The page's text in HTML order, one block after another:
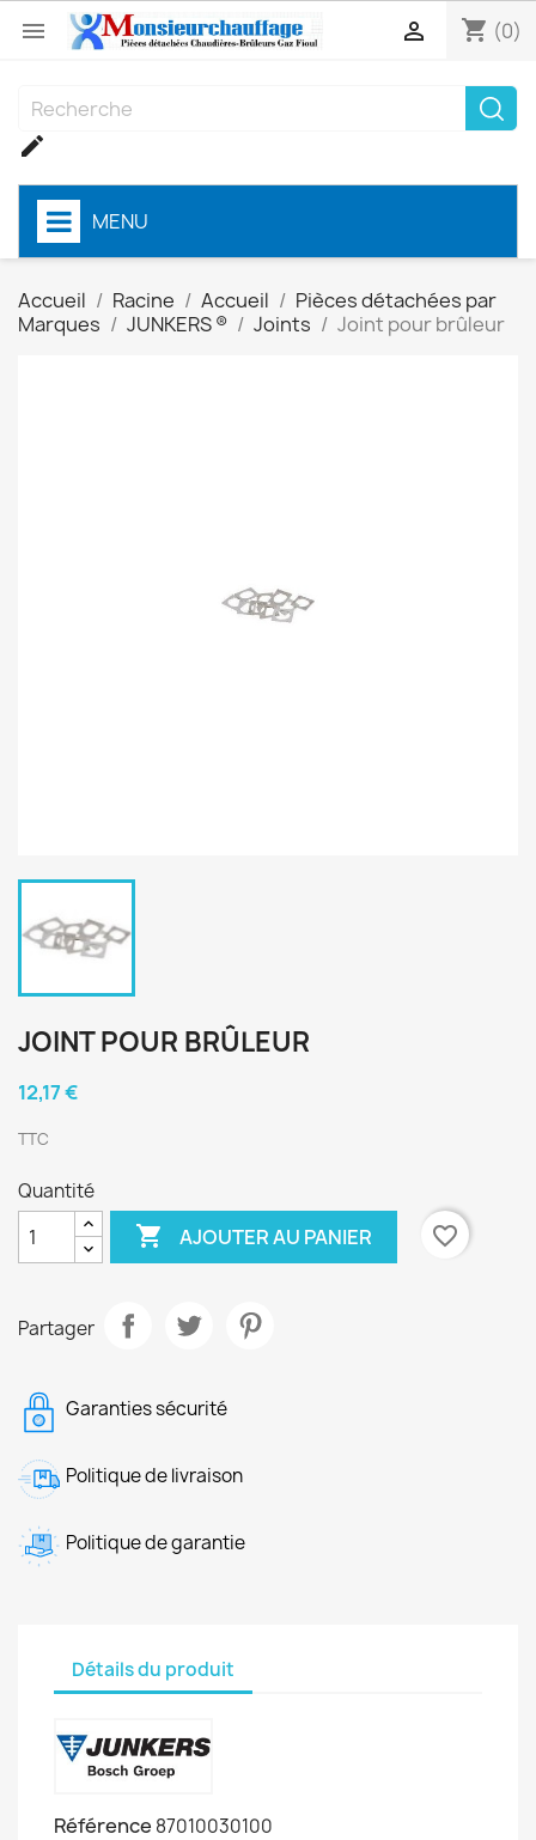
 shopping_cart (0)


MENU
Accueil Racine Accueil
Pièces détachées par
Marques
JUNKERS ® Joints Joint pour brûleur
JOINT POUR BRÛLEUR
12,17 €
TTC
Quantité
 AJOUTER AU PANIER favorite_border
Partager
Garanties sécurité
Politique de livraison
Politique de garantie
Détails du produit
Référence 87010030100